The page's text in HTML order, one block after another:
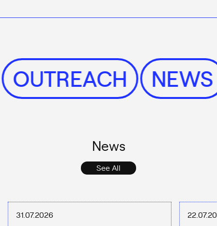
OUTREACH
News
See All
31.07.2026